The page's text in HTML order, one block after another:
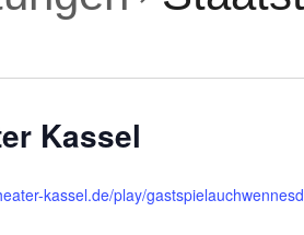
Kassel
kassel.de/play/